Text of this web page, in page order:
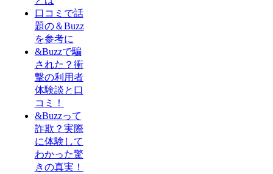
口コミで話
題の＆Buzz
を参考に
&Buzzで騙
された？衝
撃の利用者
体験談と口
コミ！
&Buzzって
詐欺？実際
に体験して
わかった驚
きの真実！